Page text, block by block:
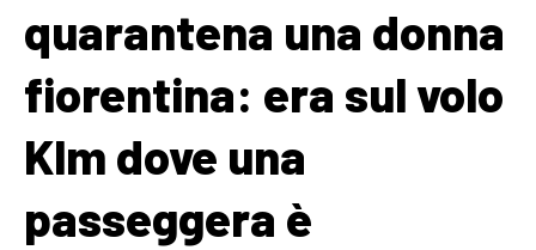
quarantena una donna
fiorentina: era sul volo
Klm dove una
passeggera è